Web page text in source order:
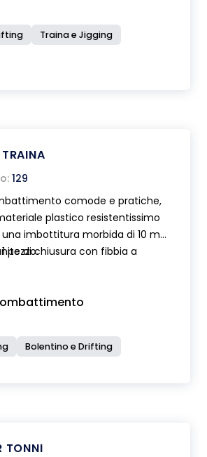
Traina e Jigging
129
comode e pratiche,
plastico resistentissimo
imbottitura morbida di 10 mm
di chiusura con fibbia a
con bicchierino basculante.
pezzo.
Bolentino e Drifting
TONNI